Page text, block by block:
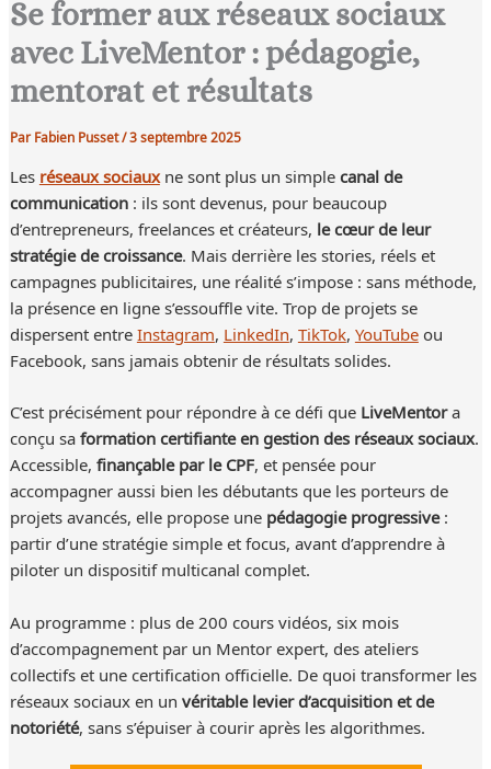
Se former aux réseaux sociaux
avec LiveMentor : pédagogie,
mentorat et résultats
ParFabien Pusset/3 septembre 2025
Lesréseaux sociauxne sont plus un simplecanal de
communication: ils sont devenus, pour beaucoup
d’entrepreneurs, freelances et créateurs, le cœur de leur
stratégie de croissance. Mais derrière les stories, réels et
campagnes publicitaires, une réalité s’impose : sans méthode,
la présence en ligne s’essouffle vite. Trop de projets se
dispersent entreInstagram, LinkedIn,TikTok,YouTubeou
Facebook, sans jamais obtenir de résultats solides.
C’est précisément pour répondre à ce défi queLiveMentora
conçu saformation certifiante en gestion des réseaux sociaux.
Accessible,finançable par le CPF, et pensée pour
accompagner aussi bien les débutants que les porteurs de
projets avancés, elle propose unepédagogie progressive:
partir d’une stratégie simple et focus, avant d’apprendre à
piloter un dispositif multicanal complet.
Au programme : plus de 200 cours vidéos, six mois
d’accompagnement par un Mentor expert, des ateliers
collectifs et une certification officielle. De quoi transformer les
réseaux sociaux en unvéritable levier d’acquisition et de
notoriété, sans s’épuiser à courir après les algorithmes.